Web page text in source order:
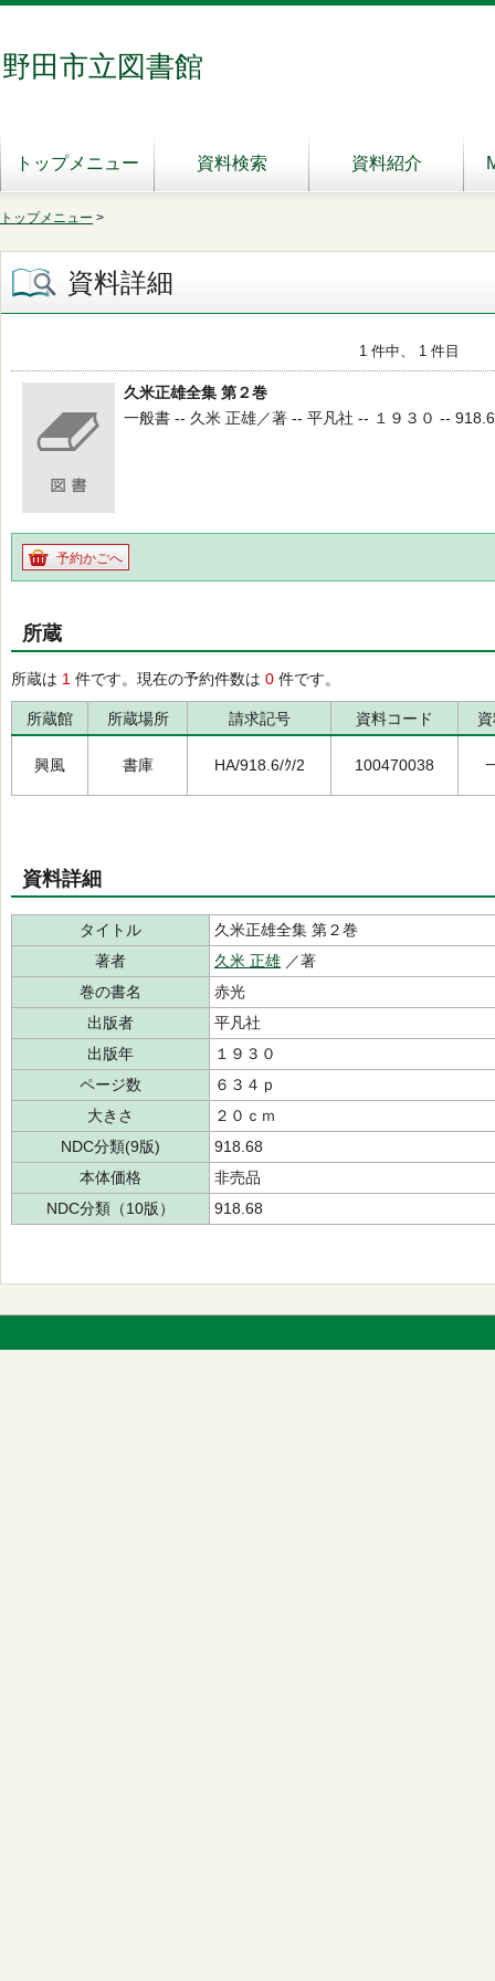
野田市立図書館
トップメニュー 資料検索 資料紹介
トップメニュー >
資料詳細
1 件中、 1 件目
久米正雄全集 第２巻
一般書 -- 久米 正雄／著 -- 平凡社 -- １９３０ --
予約かごへ
所蔵
所蔵は 1 件です。現在の予約件数は 0 件です。
所蔵館 所蔵場所 請求記号 資料コード
興風 書庫 HA/918.6/ｸ/2 100470038
資料詳細
タイトル
久米正雄全集 第２巻
著者
久米 正雄 ／著
巻の書名
赤光
出版者
平凡社
出版年
１９３０
ページ数
６３４ｐ
大きさ
２０ｃｍ
NDC分類(9版)
918.68
本体価格
非売品
NDC分類（10版）
918.68